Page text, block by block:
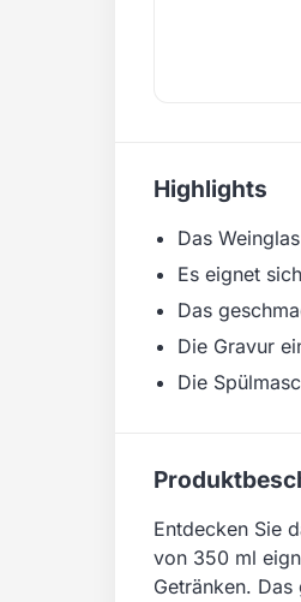
Highlights
Das
Es eignet
Das
Die Gravur
Die
Entdecken Sie
von 350 ml
Getränken.